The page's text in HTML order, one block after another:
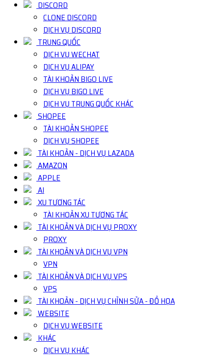
DISCORD
CLONE DISCORD
DỊCH VỤ DISCORD
TRUNG QUỐC
DỊCH VỤ WECHAT
DỊCH VỤ ALIPAY
TÀI KHOẢN BIGO LIVE
DỊCH VỤ BIGO LIVE
DỊCH VỤ TRUNG QUỐC KHÁC
SHOPEE
TÀI KHOẢN SHOPEE
DỊCH VỤ SHOPEE
TÀI KHOẢN - DỊCH VỤ LAZADA
AMAZON
APPLE
AI
XU TƯƠNG TÁC
TÀI KHOẢN XU TƯƠNG TÁC
TÀI KHOẢN VÀ DỊCH VỤ PROXY
PROXY
TÀI KHOẢN VÀ DỊCH VỤ VPN
VPN
TÀI KHOẢN VÀ DỊCH VỤ VPS
VPS
TÀI KHOẢN - DỊCH VỤ CHỈNH SỬA - ĐỒ HỌA
WEBSITE
DỊCH VỤ WEBSITE
KHÁC
DỊCH VỤ KHÁC